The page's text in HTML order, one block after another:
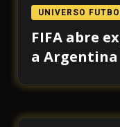
UNIVERSO
FIFA abre
a Argentina